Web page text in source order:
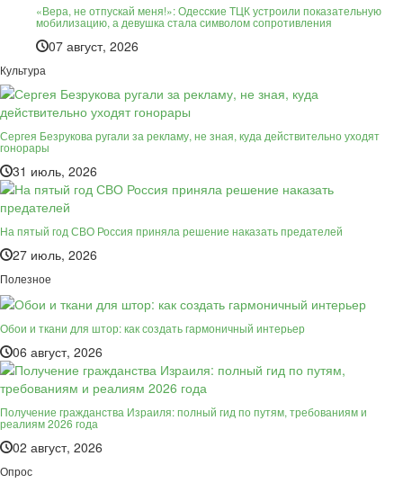
«Вера, не отпускай меня!»: Одесские ТЦК устроили показательную
мобилизацию, а девушка стала символом сопротивления
07 август, 2026
Культура
Сергея Безрукова ругали за рекламу, не зная, куда действительно уходят
гонорары
31 июль, 2026
На пятый год СВО Россия приняла решение наказать предателей
27 июль, 2026
Полезное
Обои и ткани для штор: как создать гармоничный интерьер
06 август, 2026
Получение гражданства Израиля: полный гид по путям, требованиям и
реалиям 2026 года
02 август, 2026
Опрос